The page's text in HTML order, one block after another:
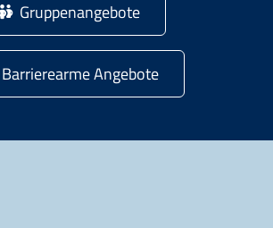
Gruppenangebote
Barrierearme Angebote